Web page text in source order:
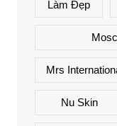
Làm Đẹp
Mrs
Nu Skin